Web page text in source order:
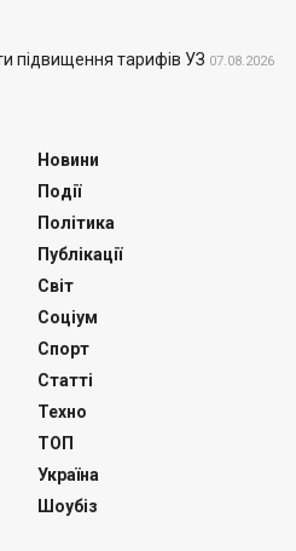
підвищення тарифів УЗ 07.08.2026
Новини
Події
Політика
Публікації
Світ
Соціум
Спорт
Статті
Техно
ТОП
Україна
Шоубіз